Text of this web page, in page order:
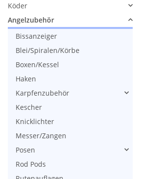
Köder
Angelzubehör
Bissanzeiger
Blei/Spiralen/Körbe
Boxen/Kessel
Haken
Karpfenzubehör
Kescher
Knicklichter
Messer/Zangen
Posen
Rod Pods